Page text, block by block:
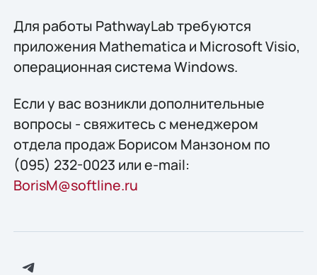
Для работы PathwayLab требуются
приложения Mathematica и Microsoft Visio,
операционная система Windows.
Если у вас возникли дополнительные
вопросы - свяжитесь с менеджером
отдела продаж Борисом Манзоном по
(095) 232-0023 или e-mail:
BorisM@softline.ru